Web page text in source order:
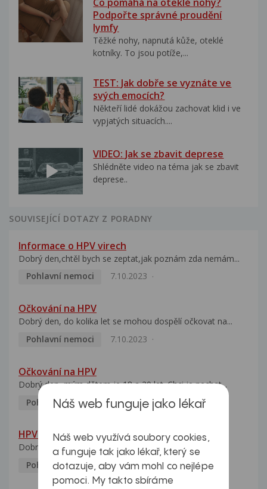
Podpořte správné proudění
lymfy
Těžké nohy, napnutá kůže, oteklé
kotníky. To jsou potíže,...
TEST: Jak dobře se vyznáte ve
svých emocích?
Někteří lidé dokážou zachovat klid i ve
vypjatých situacích....
VIDEO: Jak se zbavit deprese
Shlédněte video na téma jak se zbavit
deprese..
SOUVISEJÍCÍ DOTAZY Z PORADNY
Informace o HPV virech
Dobrý den,chtěl bych se zeptat,jak poznám zda nemám...
Pohlavní nemoci
7.10.2023
Očkování na HPV
Dobrý den, do kolika let se mohou dospělí očkovat na...
Pohlavní nemoci
7.10.2023
Očkování na HPV
Dobrý den, mým dětem je 18 a 20 let. Chci je nechat...
Pohlavní nemoci
5.10.2023
HPV pozitivní manželka
Dobrý den, manželka po xx letech přivezla z Východu...
Pohlavní nemoci
5.10.2023
Náš web funguje jako lékař
Náš web využívá soubory cookies,
a funguje tak jako lékař, který se
dotazuje, aby vám mohl co nejlépe
pomoci. My takto sbíráme